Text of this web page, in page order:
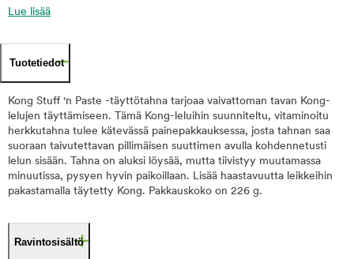
Lue lisää
Tuotetiedot
Kong Stuff 'n Paste -täyttötahna tarjoaa vaivattoman tavan Kong-
lelujen täyttämiseen. Tämä Kong-leluihin suunniteltu, vitaminoitu
herkkutahna tulee kätevässä painepakkauksessa, josta tahnan saa
suoraan taivutettavan pillimäisen suuttimen avulla kohdennetusti
lelun sisään. Tahna on aluksi löysää, mutta tiivistyy muutamassa
minuutissa, pysyen hyvin paikoillaan. Lisää haastavuutta leikkeihin
pakastamalla täytetty Kong. Pakkauskoko on 226 g.
Ravintosisältö